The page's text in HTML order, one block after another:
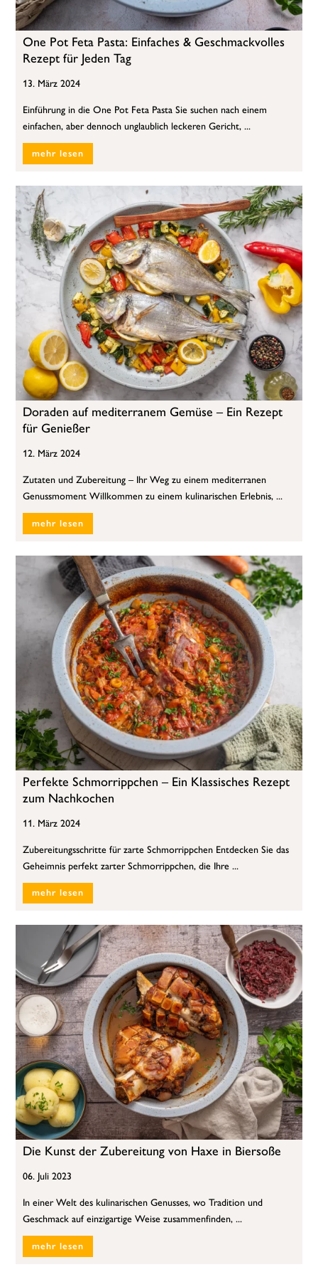
One Pot Feta Pasta: Einfaches & Geschmackvolles
Rezept für Jeden Tag
13. März 2024
Einführung in die One Pot Feta Pasta Sie suchen nach einem
einfachen, aber dennoch unglaublich leckeren Gericht, ...
mehr lesen
Doraden auf mediterranem Gemüse – Ein Rezept
für Genießer
12. März 2024
Zutaten und Zubereitung – Ihr Weg zu einem mediterranen
Genussmoment Willkommen zu einem kulinarischen Erlebnis, ...
mehr lesen
Perfekte Schmorrippchen – Ein Klassisches Rezept
zum Nachkochen
11. März 2024
Zubereitungsschritte für zarte Schmorrippchen Entdecken Sie das
Geheimnis perfekt zarter Schmorrippchen, die Ihre ...
mehr lesen
Die Kunst der Zubereitung von Haxe in Biersoße
06. Juli 2023
In einer Welt des kulinarischen Genusses, wo Tradition und
Geschmack auf einzigartige Weise zusammenfinden, ...
mehr lesen